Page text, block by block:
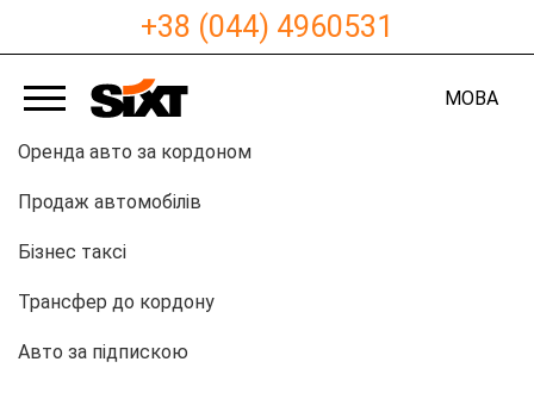
+38 (044) 4960531
МОВА
Оренда авто за кордоном
Продаж автомобілів
Бізнес таксі
Трансфер до кордону
Авто за підпискою